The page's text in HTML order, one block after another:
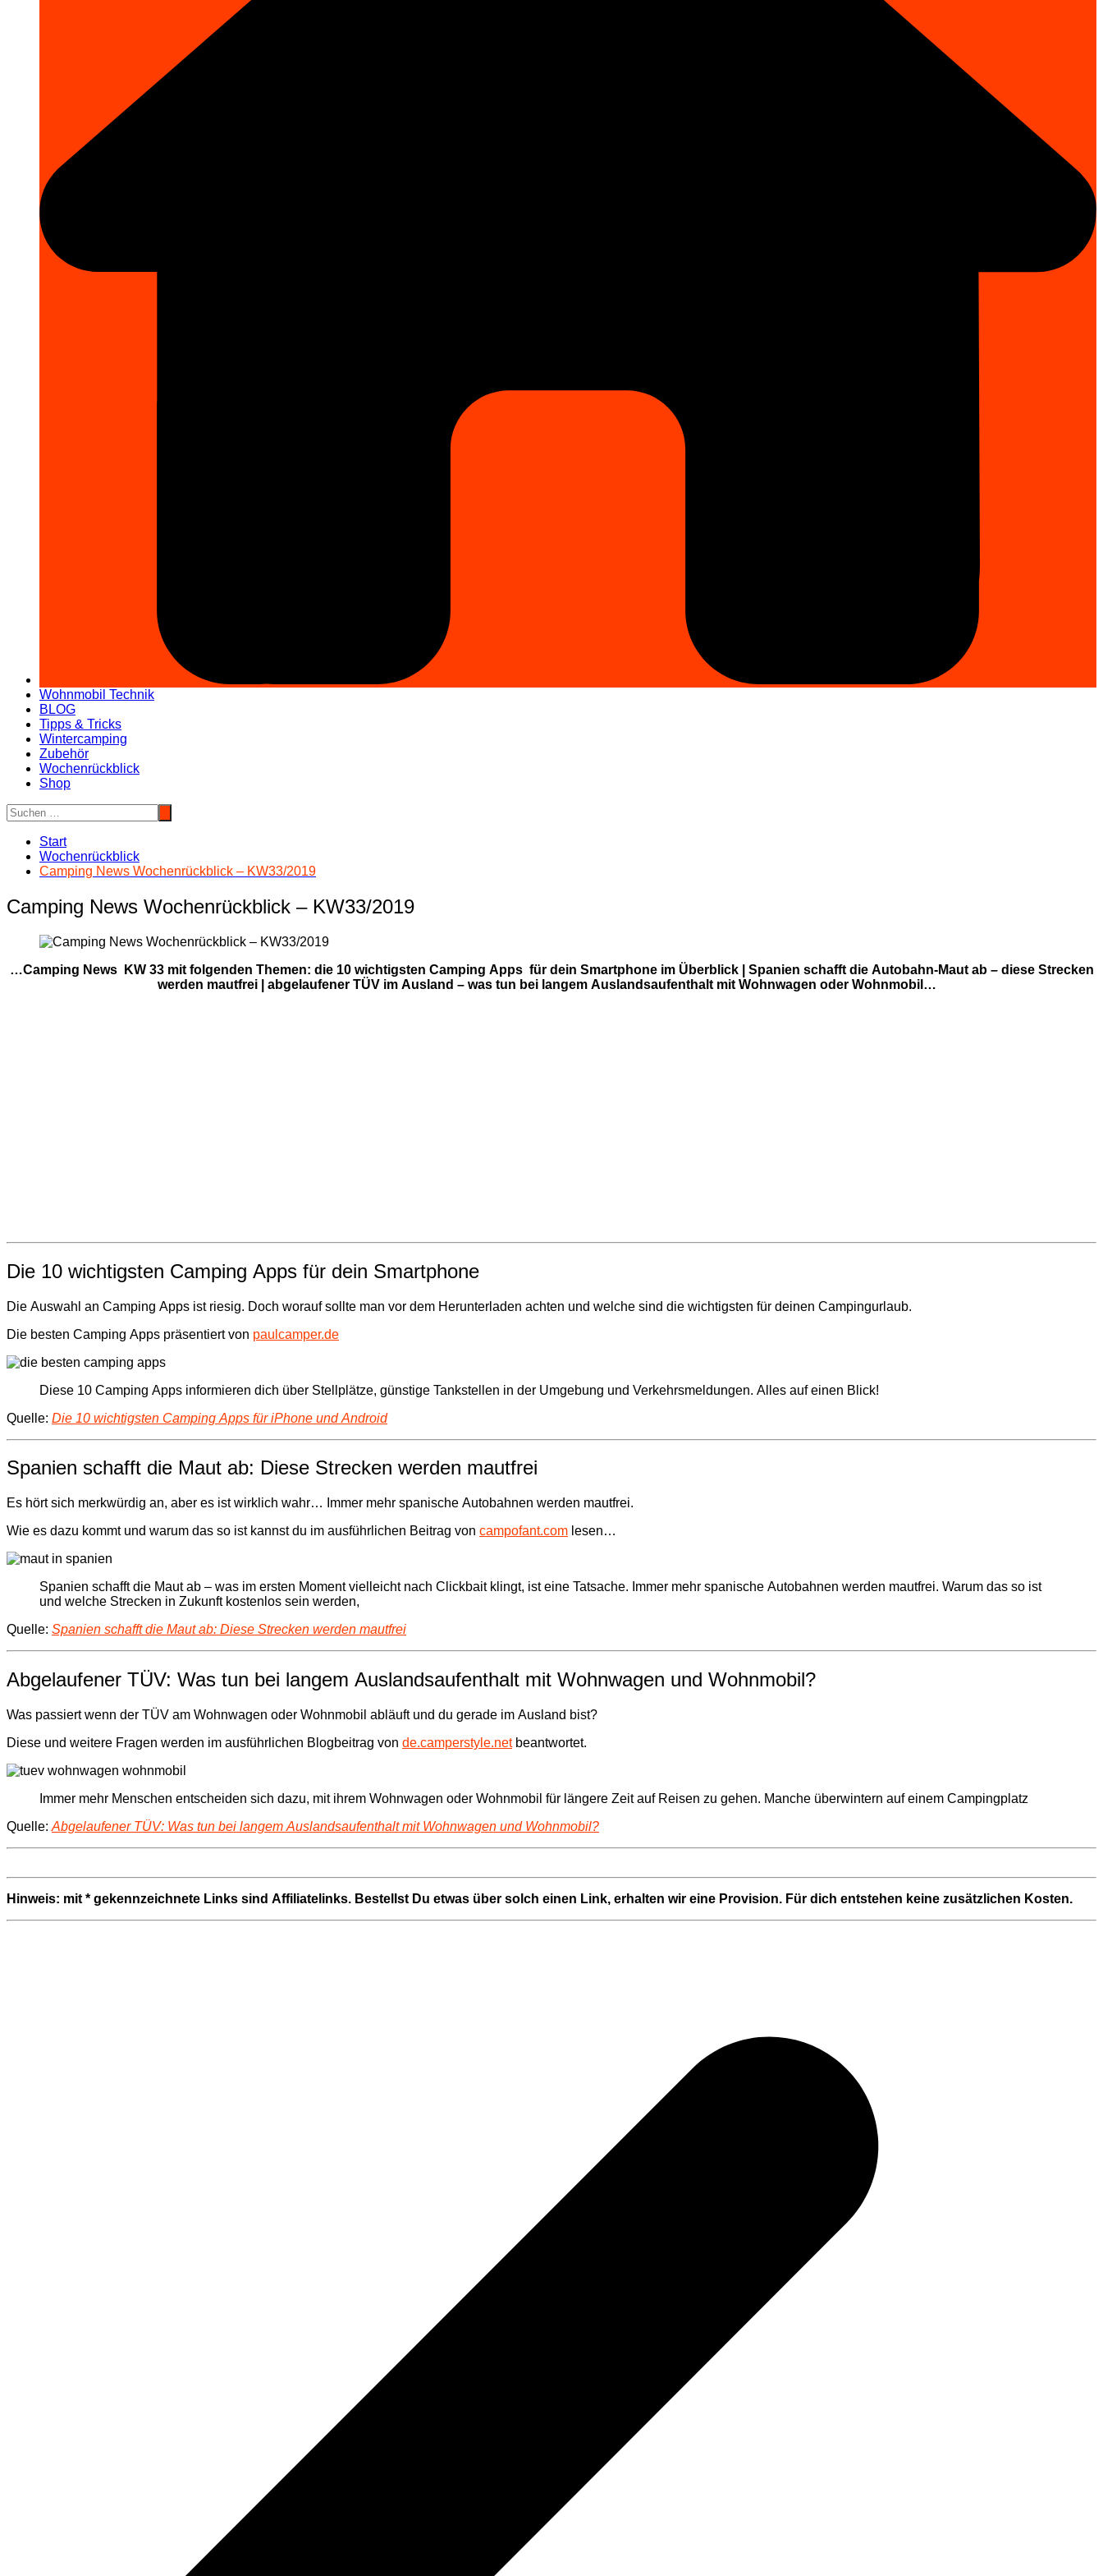
Wohnmobil Technik
BLOG
Tipps & Tricks
Wintercamping
Zubehör
Wochenrückblick
Shop
Start
Wochenrückblick
Camping News Wochenrückblick – KW33/2019
Camping News Wochenrückblick – KW33/2019
…Camping News KW 33 mit folgenden Themen: die 10 wichtigsten Camping Apps für dein Smartphone im Überblick | Spanien schafft die Autobahn-Maut ab – diese Strecken
werden mautfrei | abgelaufener TÜV im Ausland – was tun bei langem Auslandsaufenthalt mit Wohnwagen oder Wohnmobil…
Die 10 wichtigsten Camping Apps für dein Smartphone
Die Auswahl an Camping Apps ist riesig. Doch worauf sollte man vor dem Herunterladen achten und welche sind die wichtigsten für deinen Campingurlaub.
Die besten Camping Apps präsentiert von paulcamper.de
Diese 10 Camping Apps informieren dich über Stellplätze, günstige Tankstellen in der Umgebung und Verkehrsmeldungen. Alles auf einen Blick!
Quelle: Die 10 wichtigsten Camping Apps für iPhone und Android
Spanien schafft die Maut ab: Diese Strecken werden mautfrei
Es hört sich merkwürdig an, aber es ist wirklich wahr… Immer mehr spanische Autobahnen werden mautfrei.
Wie es dazu kommt und warum das so ist kannst du im ausführlichen Beitrag von campofant.com lesen…
Spanien schafft die Maut ab – was im ersten Moment vielleicht nach Clickbait klingt, ist eine Tatsache. Immer mehr spanische Autobahnen werden mautfrei. Warum das so ist
und welche Strecken in Zukunft kostenlos sein werden,
Quelle: Spanien schafft die Maut ab: Diese Strecken werden mautfrei
Abgelaufener TÜV: Was tun bei langem Auslandsaufenthalt mit Wohnwagen und Wohnmobil?
Was passiert wenn der TÜV am Wohnwagen oder Wohnmobil abläuft und du gerade im Ausland bist?
Diese und weitere Fragen werden im ausführlichen Blogbeitrag von de.camperstyle.netbeantwortet.
Immer mehr Menschen entscheiden sich dazu, mit ihrem Wohnwagen oder Wohnmobil für längere Zeit auf Reisen zu gehen. Manche überwintern auf einem Campingplatz
Quelle: Abgelaufener TÜV: Was tun bei langem Auslandsaufenthalt mit Wohnwagen und Wohnmobil?
Hinweis: mit * gekennzeichnete Links sind Affiliatelinks. Bestellst Du etwas über solch einen Link, erhalten wir eine Provision. Für dich entstehen keine zusätzlichen Kosten.